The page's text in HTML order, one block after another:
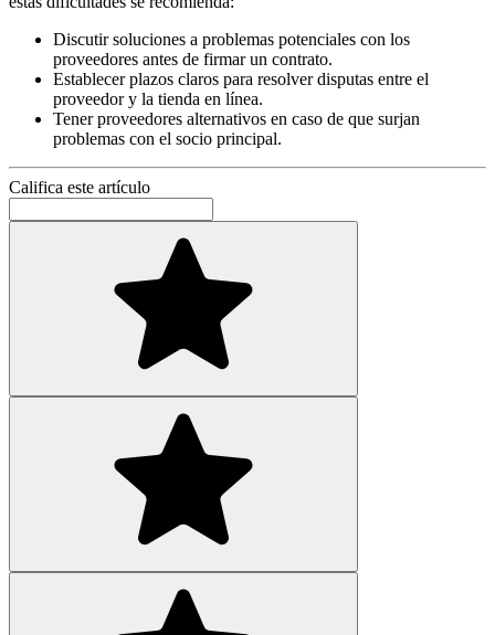
Discutir soluciones a problemas potenciales con los
proveedores antes de firmar un contrato.
Establecer plazos claros para resolver disputas entre el
proveedor y la tienda en línea.
Tener proveedores alternativos en caso de que surjan
problemas con el socio principal.
Califica este artículo